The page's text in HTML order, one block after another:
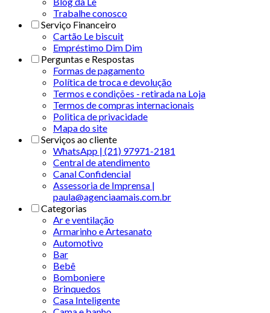
Trabalhe conosco
Serviço Financeiro
Cartão Le biscuit
Empréstimo Dim Dim
Perguntas e Respostas
Formas de pagamento
Política de troca e devolução
Termos e condições - retirada na Loja
Termos de compras internacionais
Politica de privacidade
Mapa do site
Serviços ao cliente
WhatsApp | (21) 97971-2181
Central de atendimento
Canal Confidencial
Assessoria de Imprensa |
paula@agenciaamais.com.br
Categorias
Ar e ventilação
Armarinho e Artesanato
Automotivo
Bar
Bebê
Bomboniere
Brinquedos
Casa Inteligente